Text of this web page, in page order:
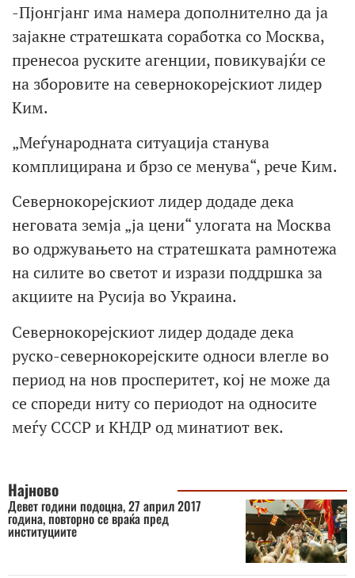
-Пјонгјанг има намера дополнително да ја
зајакне стратешката соработка со Москва,
пренесоа руските агенции, повикувајќи се
на зборовите на севернокорејскиот лидер
Ким.
„Меѓународната ситуација станува
комплицирана и брзо се менува“, рече Ким.
Севернокорејскиот лидер додаде дека
неговата земја „ја цени“ улогата на Москва
во одржувањето на стратешката рамнотежа
на силите во светот и изрази поддршка за
акциите на Русија во Украина.
Севернокорејскиот лидер додаде дека
руско-севернокорејските односи влегле во
период на нов просперитет, кој не може да
се спореди ниту со периодот на односите
меѓу СССР и КНДР од минатиот век.
Најново
Девет години подоцна, 27 април 2017
година, повторно се враќа пред
институциите